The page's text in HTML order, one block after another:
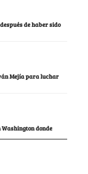
de haber sido
Mejía para luchar
Washington donde